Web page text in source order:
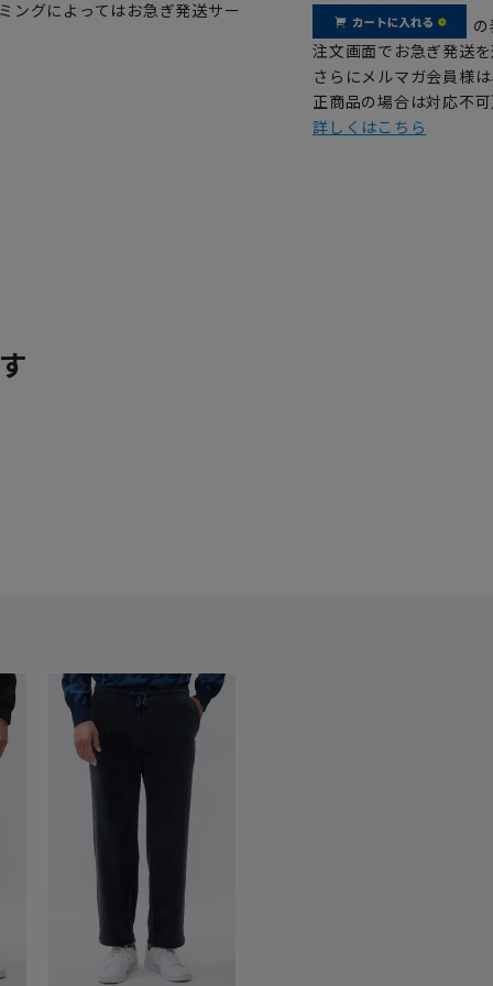
ングによってはお急ぎ発送サー
注文画面でお急ぎ発送
さらにメルマガ会員様
正商品の場合は対応不
詳しくはこちら